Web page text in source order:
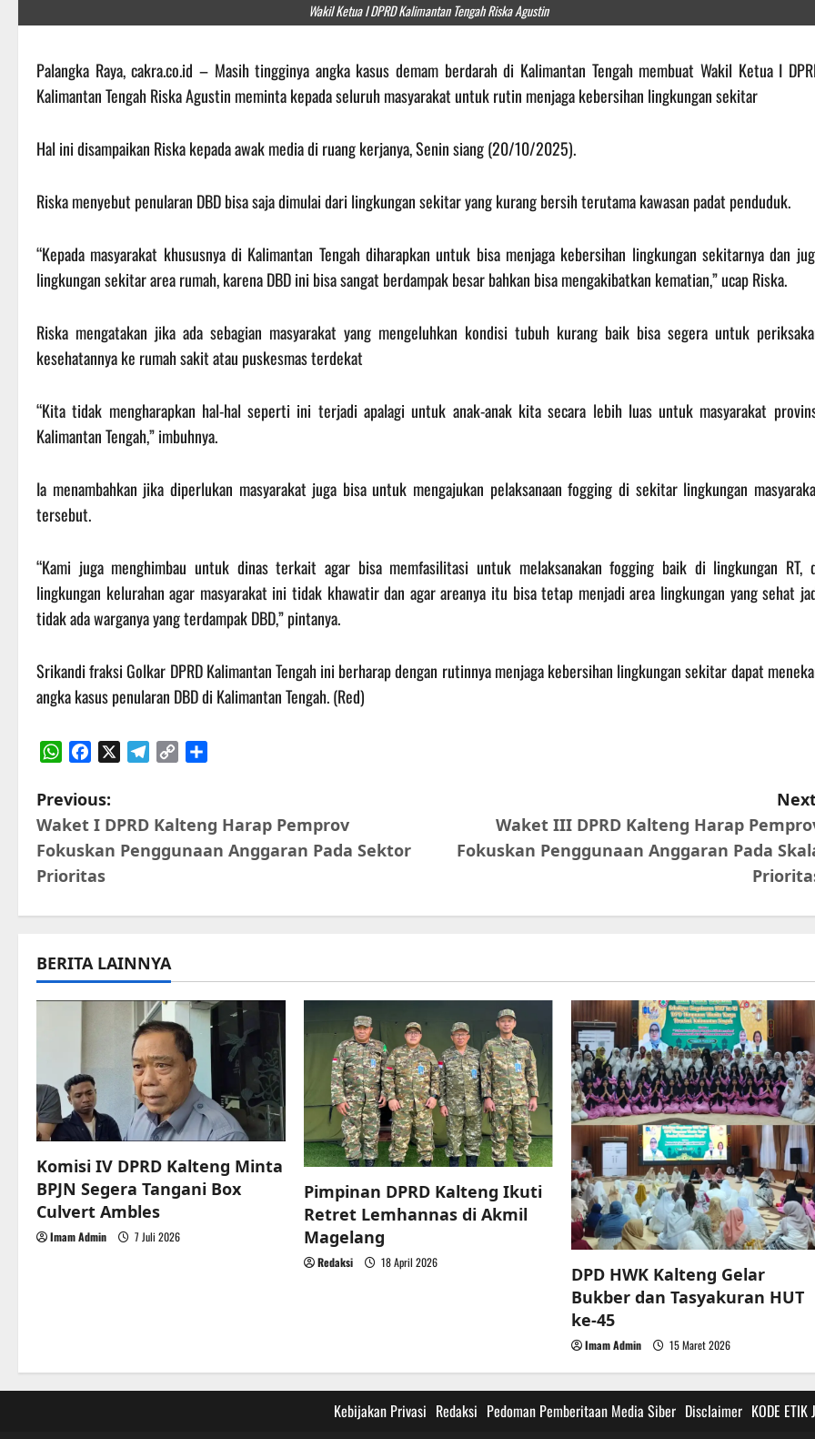
Wakil Ketua I DPRD Kalimantan Tengah Riska Agustin
Palangka Raya, cakra.co.id – Masih tingginya angka kasus demam berdarah di Kalimantan Tengah membuat Wakil Ketua I
Kalimantan Tengah Riska Agustin meminta kepada seluruh masyarakat untuk rutin menjaga kebersihan lingkungan sekitar
Hal ini disampaikan Riska kepada awak media di ruang kerjanya, Senin siang (20/10/2025).
Riska menyebut penularan DBD bisa saja dimulai dari lingkungan sekitar yang kurang bersih terutama kawasan padat penduduk.
“Kepada masyarakat khususnya di Kalimantan Tengah diharapkan untuk bisa menjaga kebersihan lingkungan sekitarnya dan
lingkungan sekitar area rumah, karena DBD ini bisa sangat berdampak besar bahkan bisa mengakibatkan kematian,” ucap Riska.
Riska mengatakan jika ada sebagian masyarakat yang mengeluhkan kondisi tubuh kurang baik bisa segera untuk
kesehatannya ke rumah sakit atau puskesmas terdekat
“Kita tidak mengharapkan hal-hal seperti ini terjadi apalagi untuk anak-anak kita secara lebih luas untuk masyarakat
Kalimantan Tengah,” imbuhnya.
Ia menambahkan jika diperlukan masyarakat juga bisa untuk mengajukan pelaksanaan fogging di sekitar lingkungan
tersebut.
“Kami juga menghimbau untuk dinas terkait agar bisa memfasilitasi untuk melaksanakan fogging baik di lingkungan RT,
lingkungan kelurahan agar masyarakat ini tidak khawatir dan agar areanya itu bisa tetap menjadi area lingkungan yang sehat
tidak ada warganya yang terdampak DBD,” pintanya.
Srikandi fraksi Golkar DPRD Kalimantan Tengah ini berharap dengan rutinnya menjaga kebersihan lingkungan sekitar dapat
angka kasus penularan DBD di Kalimantan Tengah. (Red)
P
o
s
t
n
a
g
a
t
i
Previous:
Waket I DPRD Kalteng Harap Pemprov
Fokuskan Penggunaan Anggaran Pada Sektor
Prioritas
Waket III DPRD Kalteng Harap
Fokuskan Penggunaan Anggaran Pada
BERITA LAINNYA
Komisi IV DPRD Kalteng Minta
BPJN Segera Tangani Box
Culvert Ambles
Imam Admin 7 Juli 2026
Pimpinan DPRD Kalteng Ikuti
Retret Lemhannas di Akmil
Magelang
Redaksi 18 April 2026
DPD HWK Kalteng Gelar
Bukber dan Tasyakuran HUT
ke-45
Imam Admin 15 Maret 2026
Kebijakan Privasi Redaksi Pedoman Pemberitaan Media Siber Disclaimer KODE ETIK